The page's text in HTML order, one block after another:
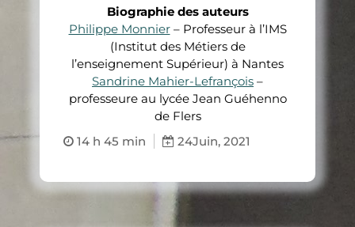
Biographie des auteurs
Philippe Monnier– Professeur à l’IMS
(Institut des Métiers de
l’enseignement Supérieur) à Nantes
Sandrine Mahier-Lefrançois –
professeure au lycée Jean Guéhenno
de Flers
14 h 45 min
24Juin, 2021